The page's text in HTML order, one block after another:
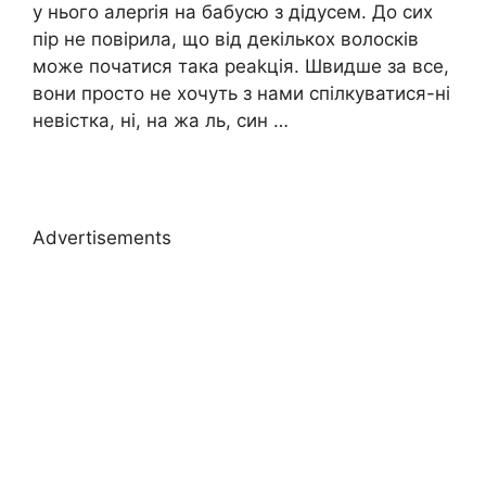
у нього алерrія на бабусю з дідусем. До сих
пір не повірила, що від декількох волосків
може початися така реаkція. Швидше за все,
вони просто не хочуть з нами спілкуватися-ні
невістка, ні, на жа ль, син …
Advertisements